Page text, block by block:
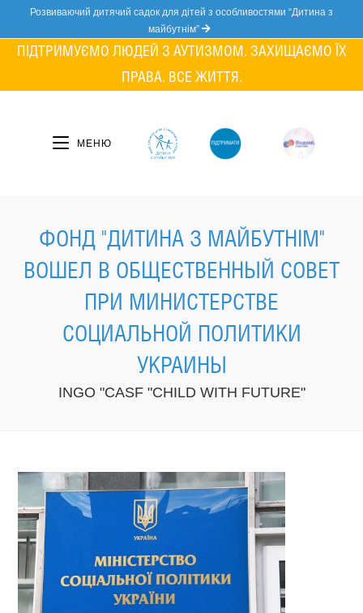
content
Розвиваючий дитячий садок для дітей з особливостями “Дитина з
майбутнім”
ПІДТРИМУЄМО ЛЮДЕЙ З АУТИЗМОМ. ЗАХИЩАЄМО ЇХ
ПРАВА. ВСЕ ЖИТТЯ.
МЕНЮ
ФОНД "ДИТИНА З МАЙБУТНІМ"
ВОШЕЛ В ОБЩЕСТВЕННЫЙ СОВЕТ
ПРИ МИНИСТЕРСТВЕ
СОЦИАЛЬНОЙ ПОЛИТИКИ
УКРАИНЫ
INGO "CASF "CHILD WITH FUTURE"